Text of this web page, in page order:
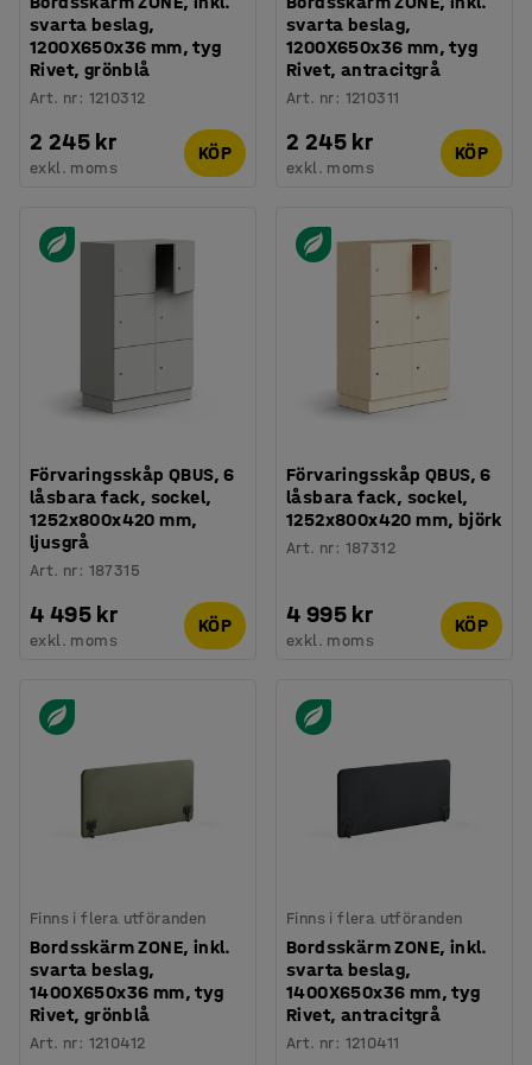
svarta beslag,
1200X650x36 mm, tyg
Rivet, grönblå
Art. nr: 1210312
2 245 kr
exkl. moms
KÖP
svarta beslag,
1200X650x36 mm, tyg
Rivet, antracitgrå
Art. nr: 1210311
2 245 kr
exkl. moms
KÖP
Förvaringsskåp QBUS, 6
låsbara fack, sockel,
1252x800x420 mm,
ljusgrå
Art. nr: 187315
4 495 kr
exkl. moms
KÖP
Förvaringsskåp QBUS, 6
låsbara fack, sockel,
1252x800x420 mm, björk
Art. nr: 187312
4 995 kr
exkl. moms
KÖP
Finns i flera utföranden
Bordsskärm ZONE, inkl.
svarta beslag,
1400X650x36 mm, tyg
Rivet, grönblå
Art. nr: 1210412
Finns i flera utföranden
Bordsskärm ZONE, inkl.
svarta beslag,
1400X650x36 mm, tyg
Rivet, antracitgrå
Art. nr: 1210411